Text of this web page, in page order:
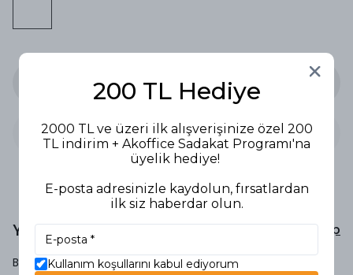
Stoğa Gelince Haber Ver
Yorumlar Yorum Yap
Bu ürün için henüz yorum yapılmamış.
200 TL Hediye
2000 TL ve üzeri ilk alışverişinize özel 200
TL indirim + Akoffice Sadakat Programı'na
üyelik hediye!
E-posta adresinizle kaydolun, fırsatlardan
ilk siz haberdar olun.
Kullanım koşullarını kabul ediyorum